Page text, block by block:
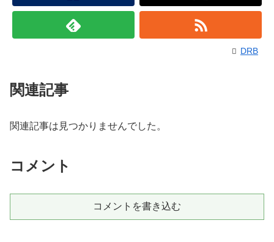
DRB
関連記事
関連記事は見つかりませんでした。
コメント
コメントを書き込む